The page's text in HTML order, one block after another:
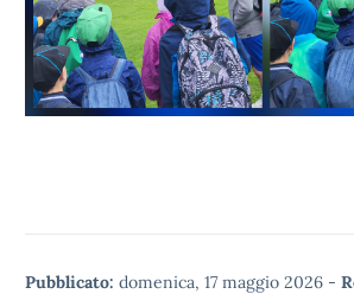
Pubblicato: domenica, 17 maggio 2026 -